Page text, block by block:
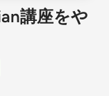
講座をや